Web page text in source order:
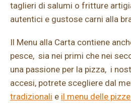
taglieri di salumi o fritture
autentici e gustose carni alla
Il Menu alla Carta contiene
pesce, sia nei primi che nei
una passione per la pizza, i
accesi, potrete scegliere dal
tradizionali e il menu delle